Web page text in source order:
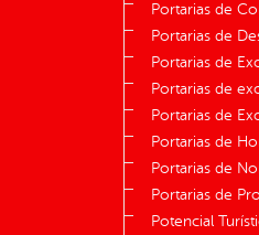
Portarias de
Portarias de
Portarias de
Portarias de
Portarias de
Portarias de
Portarias de
Portarias de
Potencial